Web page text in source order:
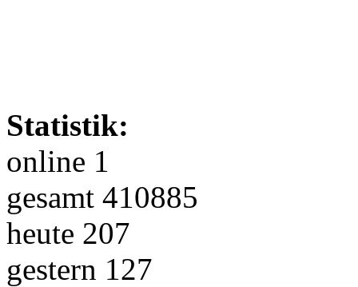
Statistik:
online 1
gesamt 410885
heute 207
gestern 127